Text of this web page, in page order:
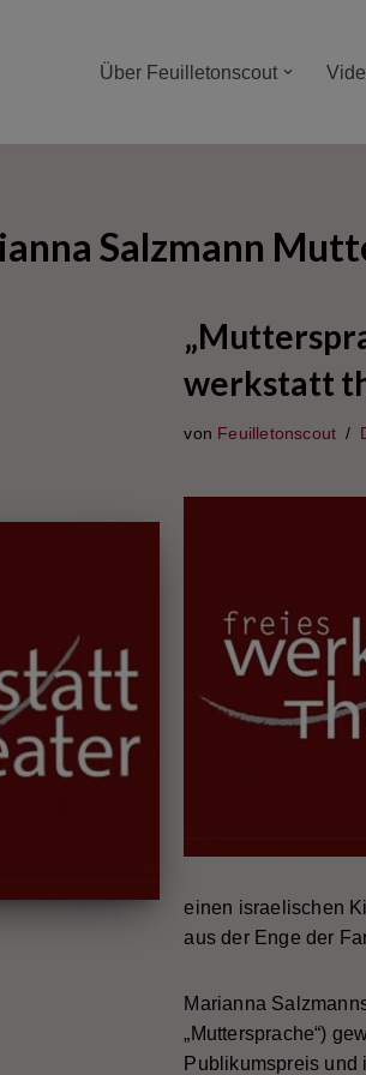
Über Feuilletonscout
Salzmann
werkstatt
von Feuilletonscout
einen israelischen
aus der Enge der
Marianna
„Muttersprache“)
Publikumspreis und